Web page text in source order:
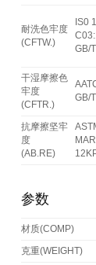
耐洗色牢度
(CFTW.)
IS0
GB/
干湿摩擦色
牢度
(CFTR.)
GB/
抗摩擦坚牢
度
(AB.RE)
参数
材质(COMP)
克重(WEIGHT)